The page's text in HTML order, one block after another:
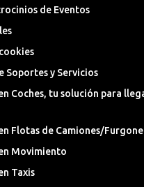
de Eventos
Soportes y Servicios
Coches, tu solución para
Flotas de Camiones/
Movimiento
Taxis